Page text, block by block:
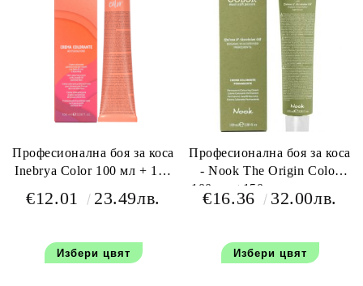
Професионална боя за коса
Inebrya Color 100 мл + 150
€12.01 23.49лв.
Избери цвят
Професионална боя за коса
- Nook The Origin Color
100 мл +150 мл окислител
€16.36 32.00лв.
Избери цвят